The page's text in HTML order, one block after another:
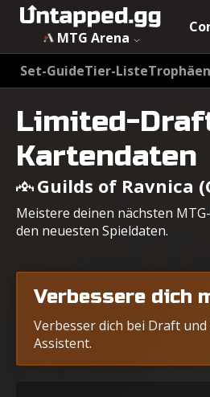
MTG Arena
Set-GuideTier-Liste
Limited-
Kartendaten
Guilds of Ravnica
Meistere deinen nächsten
den neuesten Spieldaten.
Verbessere dich
Verbesser dich bei Draft
Assistent.